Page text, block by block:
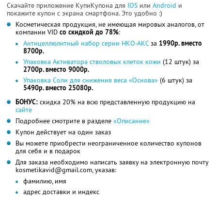
Скачайте приложение КупиКупона для IOS или Android и
покажите купон с экрана смартфона. Это удобно :)
Косметическая продукция, не имеющая мировых аналогов, от
компании VID со скидкой до 78%:
Антицеллюлитный набор серии НКО-АКСза 1990р. вместо
8700р.
Упаковка Активатора стволовых клеток кожи (12 штук) за
2700р. вместо 9000р.
Упаковка Соли для снижения веса «Основа» (6 штук) за
5490р. вместо 25080р.
БОНУС: скидка 20% на всю представленную продукцию на
сайте
Подробнее смотрите в разделе «Описание»
Купон действует на один заказ
Вы можете приобрести неограниченное количество купонов
для себя и в подарок
Для заказа необходимо написать заявку на электронную почту
kosmetikavid@gmail.com, указав:
фамилию, имя
адрес доставки и индекс